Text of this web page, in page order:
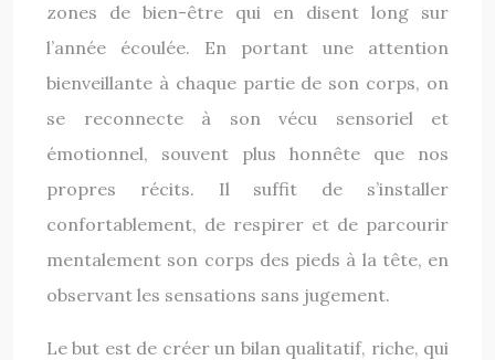
zones de bien-être qui en disent long sur
l’année écoulée. En portant une attention
bienveillante à chaque partie de son corps, on
se reconnecte à son vécu sensoriel et
émotionnel, souvent plus honnête que nos
propres récits. Il suffit de s’installer
confortablement, de respirer et de parcourir
mentalement son corps des pieds à la tête, en
observant les sensations sans jugement.
Le but est de créer un bilan qualitatif, riche, qui